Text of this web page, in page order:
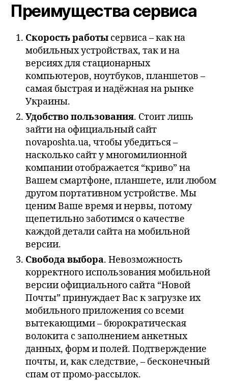
Преимущества сервиса
Скорость работы сервиса – как на
мобильных устройствах, так и на
версиях для стационарных
компьютеров, ноутбуков, планшетов –
самая быстрая и надёжная на рынке
Украины.
Удобство пользования. Стоит лишь
зайти на официальный сайт
novaposhta.ua, чтобы убедиться –
насколько сайт у многомилионной
компании отображается “криво” на
Вашем смартфоне, планшете, или любом
другом портативном устройстве. Мы
ценим Ваше время и нервы, потому
щепетильно заботимся о качестве
каждой детали сайта на мобильной
версии.
Свобода выбора. Невозможность
корректного использования мобильной
версии официального сайта “Новой
Почты” принуждает Вас к загрузке их
мобильного приложения со всеми
вытекающими – бюрократическая
волокита с заполнением анкетных
данных, форм и полей. Подтверждение
почты, и, как следствие, – бесконечный
спам от промо-рассылок.